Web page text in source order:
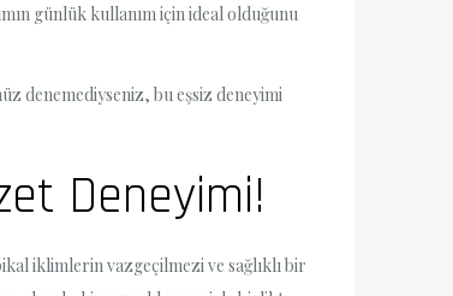
günlük kullanım için ideal olduğunu
denemediyseniz, bu eşsiz deneyimi
Deneyimi!
iklimlerin vazgeçilmezi ve sağlıklı bir